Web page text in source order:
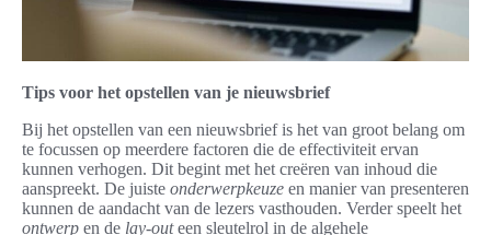
Tips voor het opstellen van je nieuwsbrief
Bij het opstellen van een nieuwsbrief is het van groot belang om
te focussen op meerdere factoren die de effectiviteit ervan
kunnen verhogen. Dit begint met het creëren van inhoud die
aanspreekt. De juiste onderwerpkeuze en manier van presenteren
kunnen de aandacht van de lezers vasthouden. Verder speelt het
ontwerp en de lay-outeen sleutelrol in de algehele